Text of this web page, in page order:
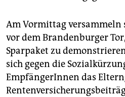
Am Vormittag versammeln
vor dem Brandenburger
Sparpaket zu
sich gegen die
EmpfängerInnen das